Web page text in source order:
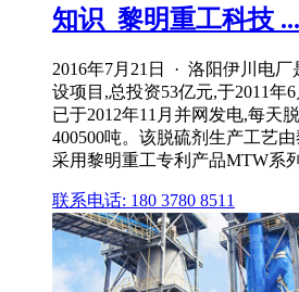
知识_黎明重工科技 ...
2016年7月21日 · 洛阳伊川电厂
设项目,总投资53亿元,于2011年
已于2012年11月并网发电,每天
400500吨。该脱硫剂生产工艺
采用黎明重工专利产品MTW系
联系电话: 180 3780 8511